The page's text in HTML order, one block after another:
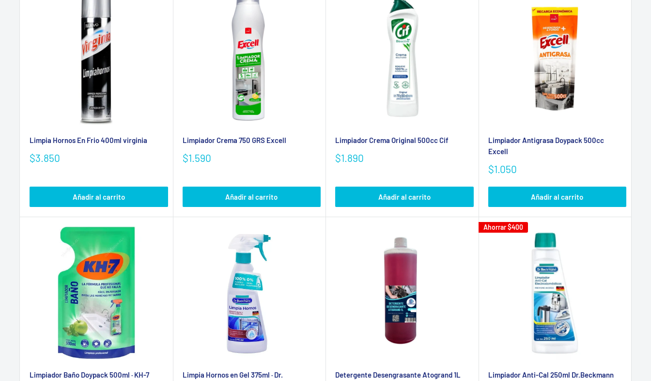
Limpia Hornos En Frio 400ml virginia
Precio
$3.850
Añadir al carrito
Limpiador Crema 750 GRS Excell
Precio
$1.590
Añadir al carrito
Limpiador Crema Original 500cc Cif
Precio
$1.890
Añadir al carrito
Limpiador Antigrasa Doypack 500cc
Excell
Precio
venta
$1.050
Añadir al carrito
Limpiador Baño Doypack 500ml · KH-7
Limpia Hornos en Gel 375ml · Dr.
Detergente Desengrasante Atogrand 1L
Ahorrar$400
Limpiador Anti-Cal 250ml Dr.Beckmann